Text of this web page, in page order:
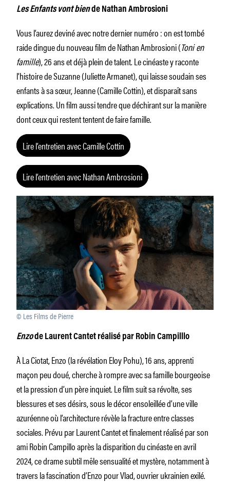
Les Enfants vont biende Nathan Ambrosioni
Vous l’aurez deviné avec notre dernier numéro : on est tombé
raide dingue du nouveau film de Nathan Ambrosioni (Toni en
famille), 26 ans et déjà plein de talent. Le cinéaste y raconte
l’histoire de Suzanne (Juliette Armanet), qui laisse soudain ses
enfants à sa sœur, Jeanne (Camille Cottin), et disparaît sans
explications. Un film aussi tendre que déchirant sur la manière
dont ceux qui restent tentent de faire famille.
Lire l’entretien avec Camille Cottin
Lire l’entretien avec Nathan Ambrosioni
© Les Films de Pierre
Enzode Laurent Cantet réalisé par Robin Campilllo
À La Ciotat, Enzo (la révélation Eloy Pohu), 16 ans, apprenti
maçon peu doué, cherche à rompre avec sa famille bourgeoise
et la pression d’un père inquiet. Le film suit sa révolte, ses
blessures et ses désirs, sous le décor ensoleillée d’une ville
azuréenne où l’architecture révèle la fracture entre classes
sociales. Prévu par Laurent Cantet et finalement réalisé par son
ami Robin Campillo après la disparition du cinéaste en avril
2024, ce drame subtil mêle sensualité et mystère, notamment à
travers la fascination d’Enzo pour Vlad, ouvrier ukrainien exilé.